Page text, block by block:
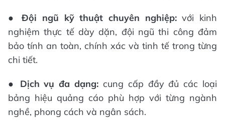
●Đội ngũ kỹ thuật chuyên nghiệp:với kinh
nghiệm thực tế dày dặn, đội ngũ thi công đảm
bảo tính an toàn, chính xác và tinh tế trong từng
chi tiết.
● Dịch vụ đa dạng: cung cấp đầy đủ các loại
bảng hiệu quảng cáo phù hợp với từng ngành
nghề, phong cách và ngân sách.